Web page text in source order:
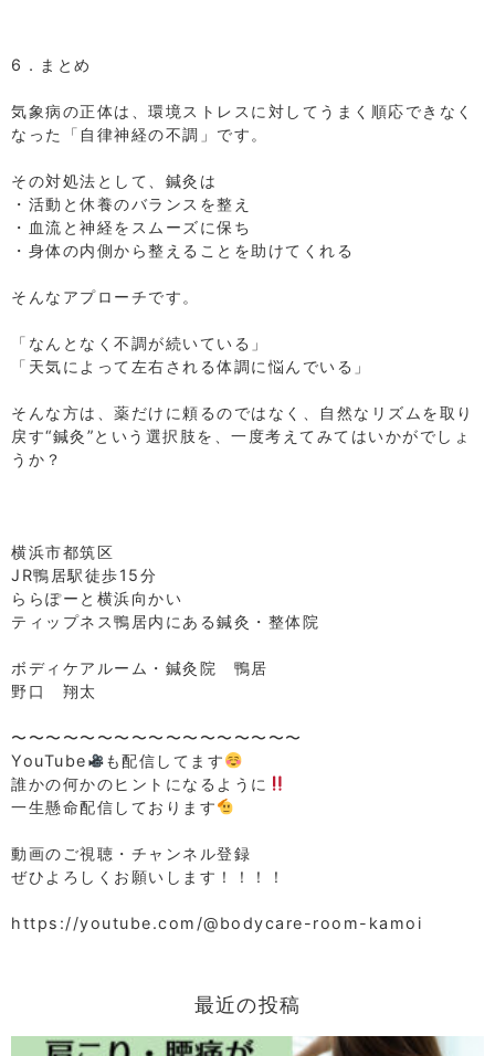
6．まとめ
気象病の正体は、環境ストレスに対してうまく順応できなく
なった「自律神経の不調」です。
その対処法として、鍼灸は
・活動と休養のバランスを整え
・血流と神経をスムーズに保ち
・身体の内側から整えることを助けてくれる
そんなアプローチです。
「なんとなく不調が続いている」
「天気によって左右される体調に悩んでいる」
そんな方は、薬だけに頼るのではなく、自然なリズムを取り
戻す“鍼灸”という選択肢を、一度考えてみてはいかがでしょ
うか？
横浜市都筑区
JR鴨居駅徒歩15分
ららぽーと横浜向かい
ティップネス鴨居内にある鍼灸・整体院
ボディケアルーム・鍼灸院 鴨居
野口 翔太
〜〜〜〜〜〜〜〜〜〜〜〜〜〜〜〜〜
YouTube
も配信してます
誰かの何かのヒントになるように
一生懸命配信しております
動画のご視聴・チャンネル登録
ぜひよろしくお願いします！！！！
https://youtube.com/@bodycare-room-kamoi
最近の投稿